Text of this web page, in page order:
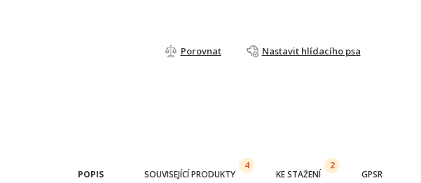
Porovnat Nastavit hlídacího psa
POPIS SOUVISEJÍCÍ PRODUKTY
4
KE STAŽENÍ
2
GPSR